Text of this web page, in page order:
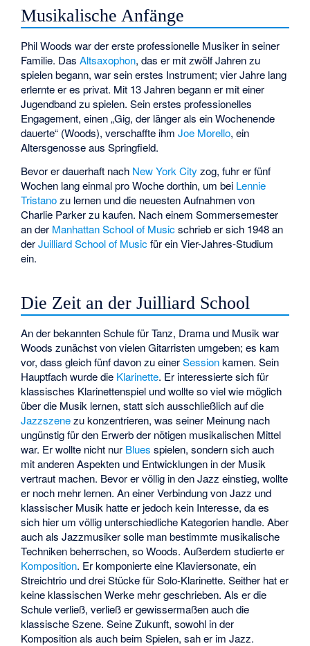
Musikalische Anfänge
Phil Woods war der erste professionelle Musiker in seiner
Familie. DasAltsaxophon, das er mit zwölf Jahren zu
spielen begann, war sein erstes Instrument; vier Jahre lang
erlernte er es privat. Mit 13 Jahren begann er mit einer
Jugendband zu spielen. Sein erstes professionelles
Engagement, einen „Gig, der länger als ein Wochenende
dauerte“ (Woods), verschaffte ihmJoe Morello, ein
Altersgenosse aus Springfield.
Bevor er dauerhaft nach New York City zog, fuhr er fünf
Wochen lang einmal pro Woche dorthin, um bei Lennie
Tristanozu lernen und die neuesten Aufnahmen von
Charlie Parker zu kaufen. Nach einem Sommersemester
an der Manhattan School of Musicschrieb er sich 1948 an
derJuilliard School of Musicfür ein Vier-Jahres-Studium
ein.
Die Zeit an der Juilliard School
An der bekannten Schule für Tanz, Drama und Musik war
Woods zunächst von vielen Gitarristen umgeben; es kam
vor, dass gleich fünf davon zu einerSessionkamen. Sein
Hauptfach wurde die Klarinette. Er interessierte sich für
klassisches Klarinettenspiel und wollte so viel wie möglich
über die Musik lernen, statt sich ausschließlich auf die
Jazzszenezu konzentrieren, was seiner Meinung nach
ungünstig für den Erwerb der nötigen musikalischen Mittel
war. Er wollte nicht nur Blues spielen, sondern sich auch
mit anderen Aspekten und Entwicklungen in der Musik
vertraut machen. Bevor er völlig in den Jazz einstieg, wollte
er noch mehr lernen. An einer Verbindung von Jazz und
klassischer Musik hatte er jedoch kein Interesse, da es
sich hier um völlig unterschiedliche Kategorien handle. Aber
auch als Jazzmusiker solle man bestimmte musikalische
Techniken beherrschen, so Woods. Außerdem studierte er
Komposition. Er komponierte eine Klaviersonate, ein
Streichtrio und drei Stücke für Solo-Klarinette. Seither hat er
keine klassischen Werke mehr geschrieben. Als er die
Schule verließ, verließ er gewissermaßen auch die
klassische Szene. Seine Zukunft, sowohl in der
Komposition als auch beim Spielen, sah er im Jazz.